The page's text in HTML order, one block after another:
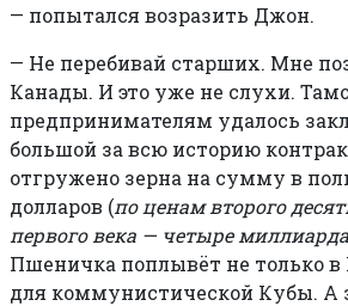
— попытался возразить Джон.
— Не перебивай старших. Мне
Канады. И это уже не слухи.
предпринимателям удалось
большой за всю историю
отгружено зерна на сумму в
долларов (по ценам второго
первого века — четыре
Пшеничка поплывёт не только в
для коммунистической Кубы. А